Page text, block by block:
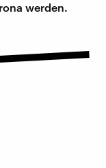
werden.